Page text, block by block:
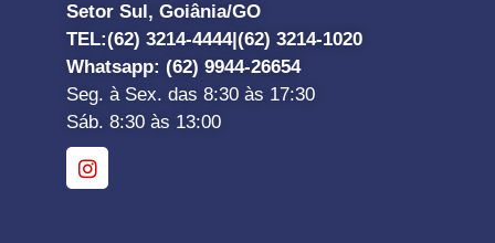
Setor Sul, Goiânia/GO
TEL:(62) 3214-4444|(62) 3214-1020
Whatsapp: (62) 9944-26654
Seg. à Sex. das 8:30 às 17:30
Sáb. 8:30 às 13:00